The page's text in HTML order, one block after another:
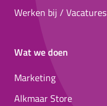
Werken bij / Vacatures
Wat we doen
Marketing
Alkmaar Store